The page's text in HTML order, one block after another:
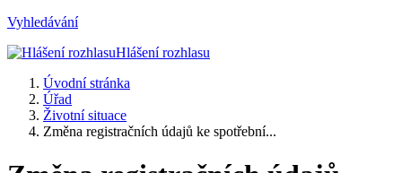
Vyhledávání
Hlášení rozhlasu
Úvodní stránka
Úřad
Životní situace
Změna registračních údajů ke spotřební...